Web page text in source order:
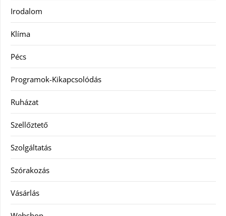
Irodalom
Klíma
Pécs
Programok-Kikapcsolódás
Ruházat
Szellőztető
Szolgáltatás
Szórakozás
Vásárlás